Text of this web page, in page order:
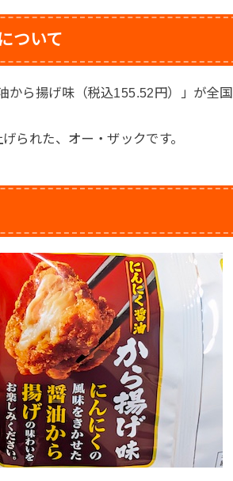
ついて
から揚げ味（税込155.52円）」が全国
られた、オー・ザックです。